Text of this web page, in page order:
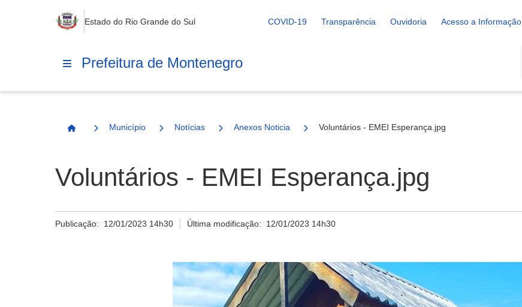
Estado do Rio Grande do Sul COVID-19 Transparência Ouvidoria Acesso a Informação
Prefeitura de Montenegro
Página Inicial
Município Notícias Anexos Noticia Voluntários - EMEI Esperança.jpg
Voluntários - EMEI Esperança.jpg
Publicação: 12/01/2023 14h30 Última modificação: 12/01/2023 14h30